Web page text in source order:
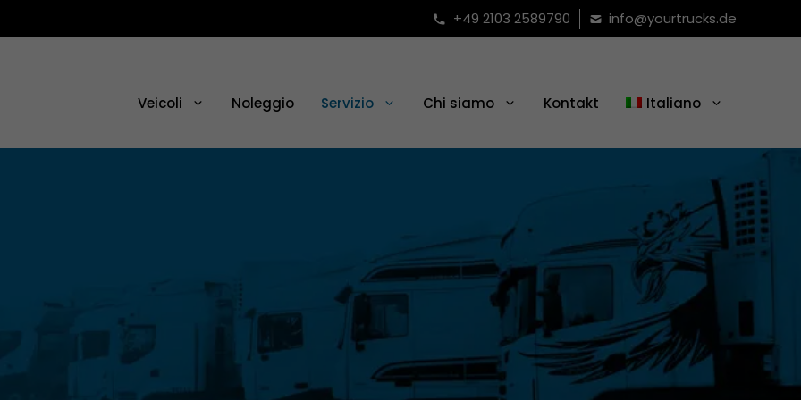
+49 2103 2589790 info@yourtrucks.de
Veicoli Noleggio Servizio Chi siamo Kontakt Italiano